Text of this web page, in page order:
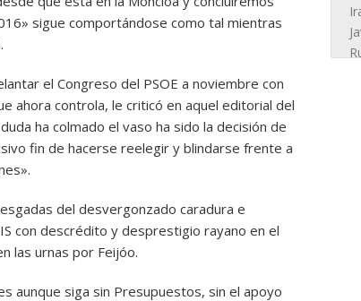
sigue comportándose como tal mientras
el Congreso del PSOE a noviembre con
ahora controla, le criticó en aquel editorial del
ha colmado el vaso ha sido la decisión de
fin de hacerse reelegir y blindarse frente a
del desvergonzado caradura e
con descrédito y desprestigio rayano en el
las urnas por Feijóo.
aunque siga sin Presupuestos, sin el apoyo